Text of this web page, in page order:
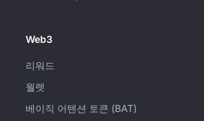
Web3
리워드
월렛
베이직 어텐션 토큰 (BAT)